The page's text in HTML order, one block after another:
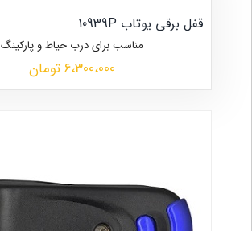
قفل برقی یوتاب 10939P
مناسب برای درب حیاط و پارکینگ
6،300،000 تومان